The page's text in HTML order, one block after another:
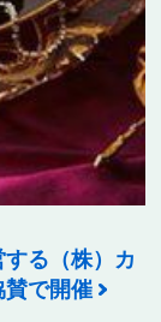
る（株）カ
賛で開催